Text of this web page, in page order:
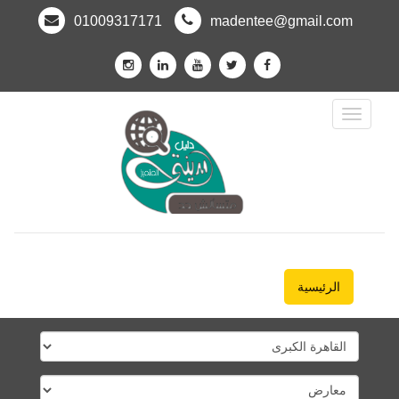
madentee@gmail.com
01009317171
Toggle
Navigation
الرئيسية